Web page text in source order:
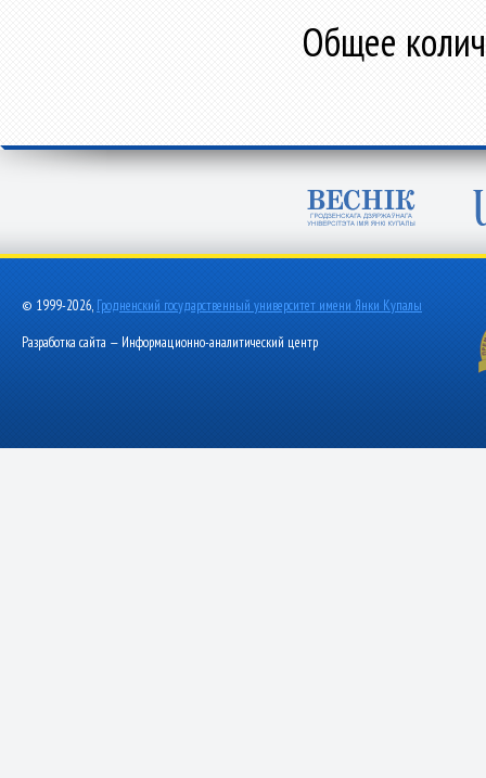
Общее
© 1999-2026, Гродненский государственный университет имени Янки Купалы
Разработка сайта — Информационно-аналитический центр